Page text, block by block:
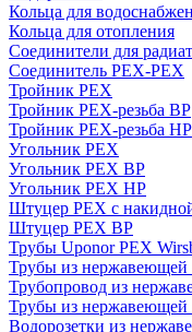
Кольца для
Кольца для отопления
Соединители для
Соединитель PEX-PEX
Тройник PEX
Тройник PEX-резьба ВР
Тройник PEX-резьба НР
Угольник PEX
Угольник PEX ВР
Угольник PEX НР
Штуцер PEX c
Штуцер PEX ВР
Трубы Uponor PEX
Трубы из нержавеющей
Трубопровод из
Трубы из нержавеющей
Водорозетки из